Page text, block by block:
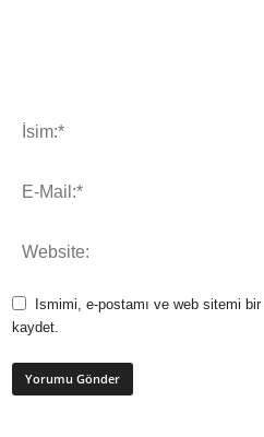
Ismimi, e-postamı ve web sitemi
kaydet.